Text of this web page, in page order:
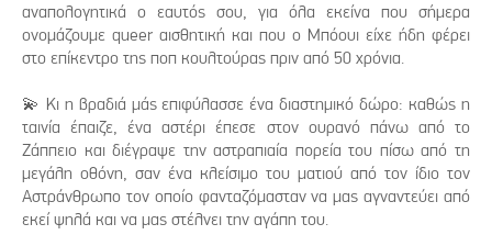
αναπολογητικά ο εαυτός σου, για όλα εκείνα που σήμερα
ονομάζουμε queer αισθητική και που ο Μπόουι είχε ήδη φέρει
στο επίκεντρο της ποπ κουλτούρας πριν από 50 χρόνια.
💫 Κι η βραδιά μάς επιφύλασσε ένα διαστημικό δώρο: καθώς η
ταινία έπαιζε, ένα αστέρι έπεσε στον ουρανό πάνω από το
Ζάππειο και διέγραψε την αστραπιαία πορεία του πίσω από τη
μεγάλη οθόνη, σαν ένα κλείσιμο του ματιού από τον ίδιο τον
Αστράνθρωπο τον οποίο φανταζόμασταν να μας αγναντεύει από
εκεί ψηλά και να μας στέλνει την αγάπη του.